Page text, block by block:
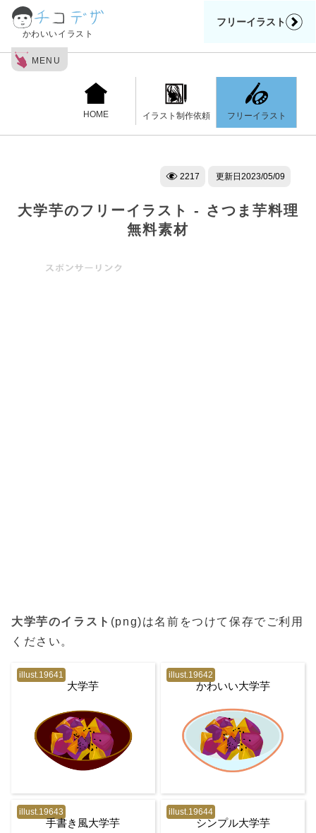
かわいいイラスト
フリーイラスト
MENU
HOME イラスト制作依頼 フリーイラスト
2217 更新日 2023/05/09
大学芋のフリーイラスト - さつま芋料理
無料素材
大学芋のイラスト (png)は名前をつけて保存でご利用
ください。
illust.19641
大学芋
illust.19642
かわいい大学芋
illust.19643
手書き風大学芋
illust.19644
シンプル大学芋